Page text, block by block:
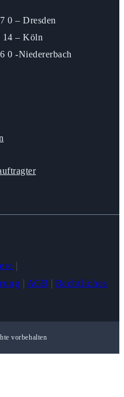
0 – Dresden
14 – Köln
0 -Niedererbach
|
| AGB | Rechtliches
vorbehalten